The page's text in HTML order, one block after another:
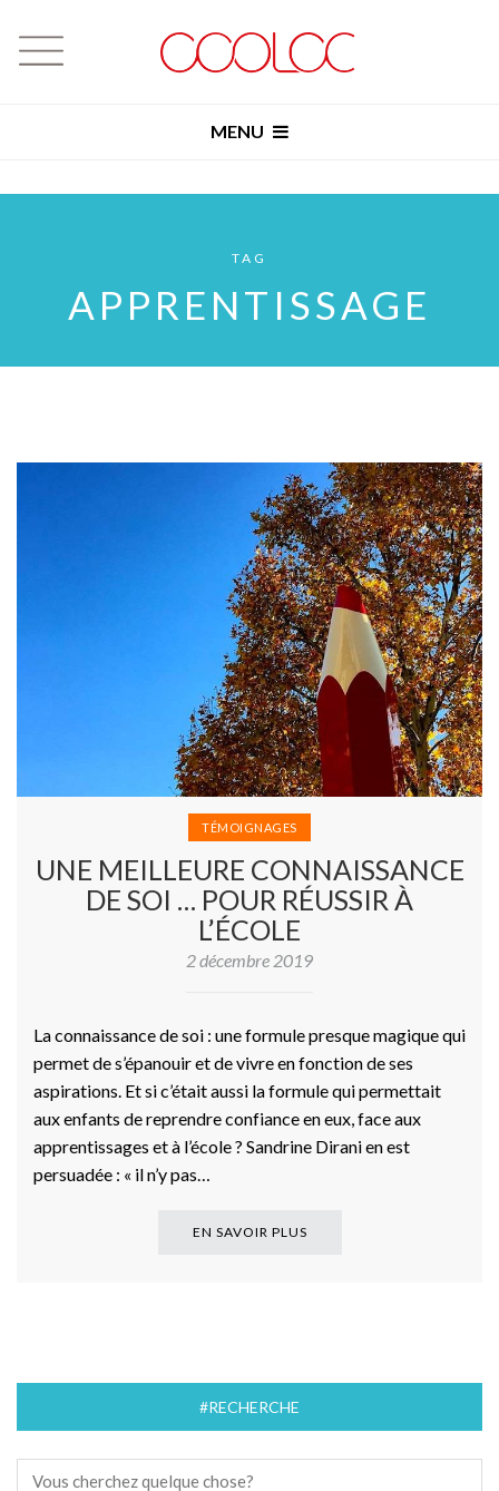
MENU
TAG
APPRENTISSAGE
TÉMOIGNAGES
UNE MEILLEURE CONNAISSANCE
DE SOI … POUR RÉUSSIR À
L’ÉCOLE
2 décembre 2019
La connaissance de soi : une formule presque magique qui
permet de s’épanouir et de vivre en fonction de ses
aspirations. Et si c’était aussi la formule qui permettait
aux enfants de reprendre confiance en eux, face aux
apprentissages et à l’école ? Sandrine Dirani en est
persuadée : « il n’y pas…
EN SAVOIR PLUS
#RECHERCHE